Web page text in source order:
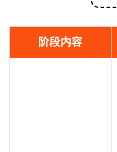
阶段内容